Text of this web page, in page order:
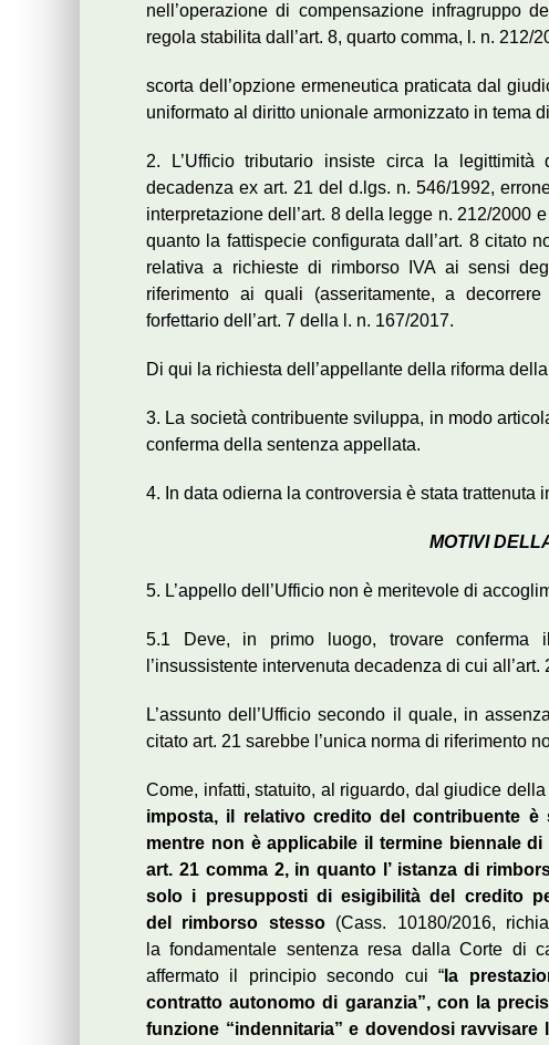
nell’operazione di compensazione infragruppo
regola stabilita dall’art. 8, quarto comma, l. n. 212/
scorta dell’opzione ermeneutica praticata dal
uniformato al diritto unionale armonizzato in tema
2. L’Ufficio tributario insiste circa la legittimità
decadenza ex art. 21 del d.lgs. n. 546/1992,
interpretazione dell’art. 8 della legge n. 212/2000
quanto la fattispecie configurata dall’art. 8 citato
relativa a richieste di rimborso IVA ai sensi
riferimento ai quali (asseritamente, a
forfettario dell’art. 7 della l. n. 167/2017.
Di qui la richiesta dell’appellante della riforma
3. La società contribuente sviluppa, in modo
conferma della sentenza appellata.
4. In data odierna la controversia è stata trattenuta
MOTIVI
5. L’appello dell’Ufficio non è meritevole di
5.1 Deve, in primo luogo, trovare conferma
l’insussistente intervenuta decadenza di cui
L’assunto dell’Ufficio secondo il quale, in
citato art. 21 sarebbe l’unica norma di riferimento
Come, infatti, statuito, al riguardo, dal giudice della
imposta, il relativo credito del contribuente è
mentre non è applicabile il termine biennale
art. 21 comma 2, in quanto l’ istanza di
solo i presupposti di esigibilità del credito
del rimborso stesso(Cass. 10180/2016,
la fondamentale sentenza resa dalla Corte di
affermato il principio secondo cui “ la
contratto autonomo di garanzia”, con la
funzione “indennitaria” e dovendosi